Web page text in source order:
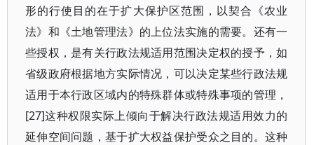
形的行使目的在于扩大保护区范围，以契合《农业
法》和《土地管理法》的上位法实施的需要。还有一
些授权，是有关行政法规适用范围决定权的授予，如
省级政府根据地方实际情况，可以决定某些行政法规
适用于本行政区域内的特殊群体或特殊事项的管理，
[27]这种权限实际上倾向于解决行政法规适用效力的
延伸空间问题，基于扩大权益保护受众之目的。这种